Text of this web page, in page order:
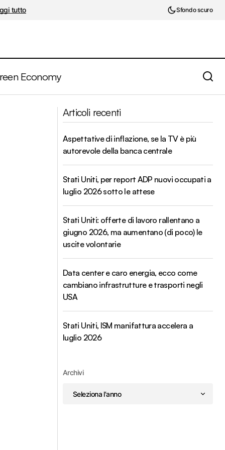
tutto Sfondo scuro
Economy
delle disuguaglianze sociali
Articoli recenti
Aspettative di inflazione, se la TV è più
autorevole della banca centrale
Stati Uniti, per report ADP nuovi occupati a
luglio 2026 sotto le attese
Stati Uniti: offerte di lavoro rallentano a
giugno 2026, ma aumentano (di poco) le
uscite volontarie
Data center e caro energia, ecco come
cambiano infrastrutture e trasporti negli
USA
Stati Uniti, ISM manifattura accelera a
luglio 2026
Archivi